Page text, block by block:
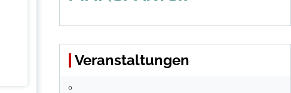
Veranstaltungen